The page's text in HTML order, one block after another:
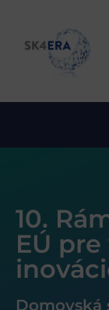
10.
EÚ
Domovská